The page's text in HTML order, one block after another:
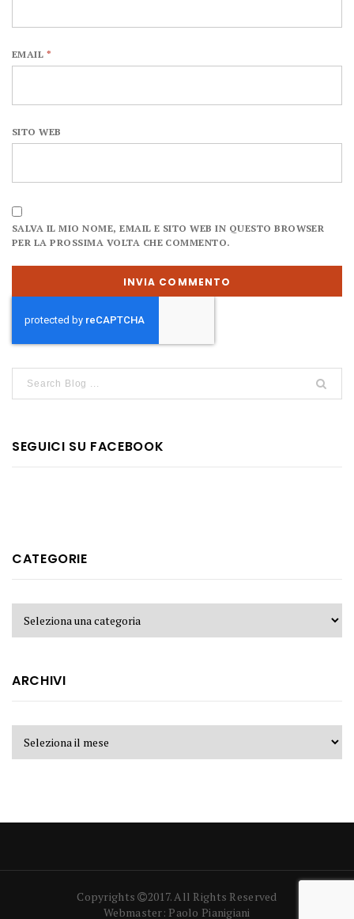
EMAIL *
SITO WEB
SALVA IL MIO NOME, EMAIL E SITO WEB IN QUESTO BROWSER
PER LA PROSSIMA VOLTA CHE COMMENTO.
SEGUICI SU FACEBOOK
CATEGORIE
ARCHIVI
Copyrights
2017. All Rights Reserved
Webmaster: Paolo Pianigiani